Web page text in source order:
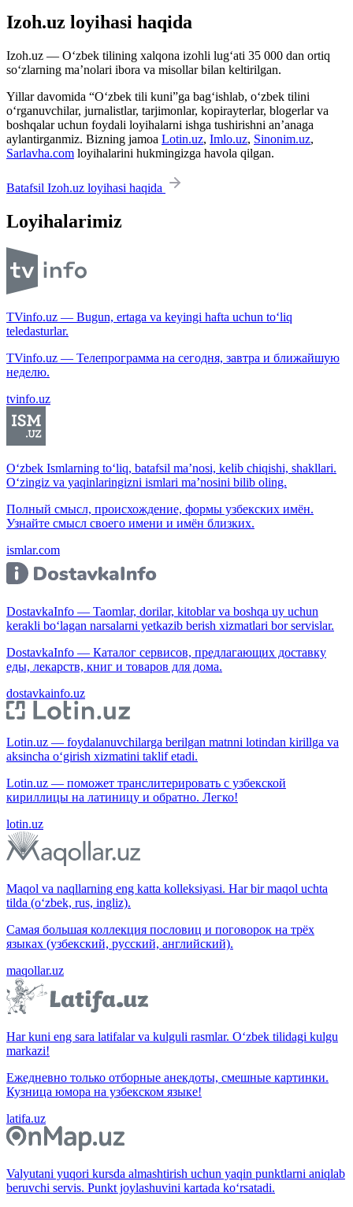
Izoh.uz loyihasi haqida
Izoh.uz — O‘zbek tilining xalqona izohli lug‘ati 35 000 dan ortiq
so‘zlarning ma’nolari ibora va misollar bilan keltirilgan.
Yillar davomida “O‘zbek tili kuni”ga bag‘ishlab, o‘zbek tilini
o‘rganuvchilar, jurnalistlar, tarjimonlar, kopirayterlar, blogerlar va
boshqalar uchun foydali loyihalarni ishga tushirishni an’anaga
aylantirganmiz. Bizning jamoa Lotin.uz, Imlo.uz, Sinonim.uz,
Sarlavha.com loyihalarini hukmingizga havola qilgan.
Batafsil Izoh.uz loyihasi haqida
Loyihalarimiz
TVinfo.uz — Bugun, ertaga va keyingi hafta uchun to‘liq
teledasturlar.
TVinfo.uz — Телепрограмма на сегодня, завтра и ближайшую
неделю.
tvinfo.uz
O‘zbek Ismlarning to‘liq, batafsil ma’nosi, kelib chiqishi, shakllari.
O‘zingiz va yaqinlaringizni ismlari ma’nosini bilib oling.
Полный смысл, происхождение, формы узбекских имён.
Узнайте смысл своего имени и имён близких.
ismlar.com
DostavkaInfo — Taomlar, dorilar, kitoblar va boshqa uy uchun
kerakli bo‘lagan narsalarni yetkazib berish xizmatlari bor servislar.
DostavkaInfo — Каталог сервисов, предлагающих доставку
еды, лекарств, книг и товаров для дома.
dostavkainfo.uz
Lotin.uz — foydalanuvchilarga berilgan matnni lotindan kirillga va
aksincha o‘girish xizmatini taklif etadi.
Lotin.uz — поможет транслитерировать с узбекской
кириллицы на латиницу и обратно. Легко!
lotin.uz
Maqol va naqllarning eng katta kolleksiyasi. Har bir maqol uchta
tilda (o‘zbek, rus, ingliz).
Самая большая коллекция пословиц и поговорок на трёх
языках (узбекский, русский, английский).
maqollar.uz
Har kuni eng sara latifalar va kulguli rasmlar. O‘zbek tilidagi kulgu
markazi!
Ежедневно только отборные анекдоты, смешные картинки.
Кузница юмора на узбекском языке!
latifa.uz
Valyutani yuqori kursda almashtirish uchun yaqin punktlarni aniqlab
beruvchi servis. Punkt joylashuvini kartada ko‘rsatadi.